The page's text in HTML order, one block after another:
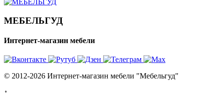
МЕБЕЛЬГУД
Интернет-магазин мебели
© 2012-2026 Интернет-магазин мебели "Мебельгуд"